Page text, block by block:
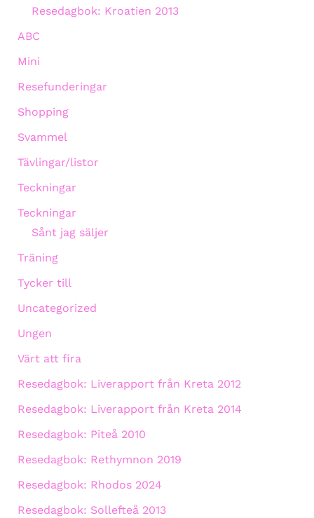
Resedagbok: Kroatien 2013
ABC
Mini
Resefunderingar
Shopping
Svammel
Tävlingar/listor
Teckningar
Teckningar
Sånt jag säljer
Träning
Tycker till
Uncategorized
Ungen
Värt att fira
Resedagbok: Liverapport från Kreta 2012
Resedagbok: Liverapport från Kreta 2014
Resedagbok: Piteå 2010
Resedagbok: Rethymnon 2019
Resedagbok: Rhodos 2024
Resedagbok: Sollefteå 2013